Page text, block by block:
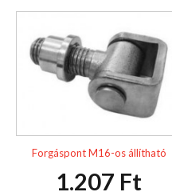
Forgáspont M16-os állítható
1.207 Ft